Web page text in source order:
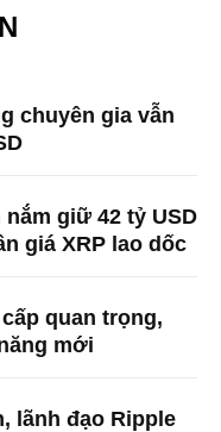
chuyên gia vẫn
giữ 42 tỷ USD
giá XRP lao dốc
quan trọng,
mới
lãnh đạo Ripple